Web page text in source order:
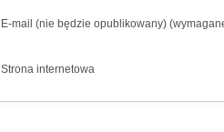
E-mail (nie będzie opublikowany)
Strona internetowa